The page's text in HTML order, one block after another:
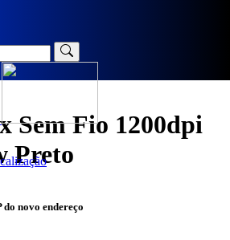
novo endereço
Sem Fio 1200dpi
Preto